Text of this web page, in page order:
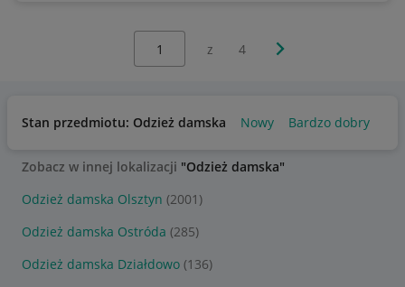
z 4 Następna strona
Stan przedmiotu: Odzież damska Nowy Bardzo dobry
Zobacz w innej lokalizacji "Odzież damska"
Odzież damska Olsztyn (2001)
Odzież damska Ostróda (285)
Odzież damska Działdowo (136)